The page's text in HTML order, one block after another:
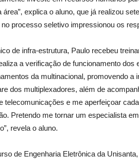
área”, explica o aluno, que já realizou
processo seletivo impressionou os
de infra-estrutura, Paulo recebeu
a verificação de funcionamento
da multinacional, promovendo
dos multiplexadores, além de
telecomunicações e me aperfeiçoar
Pretendo me tornar um especialista
revela o aluno.
de Engenharia Eletrônica da